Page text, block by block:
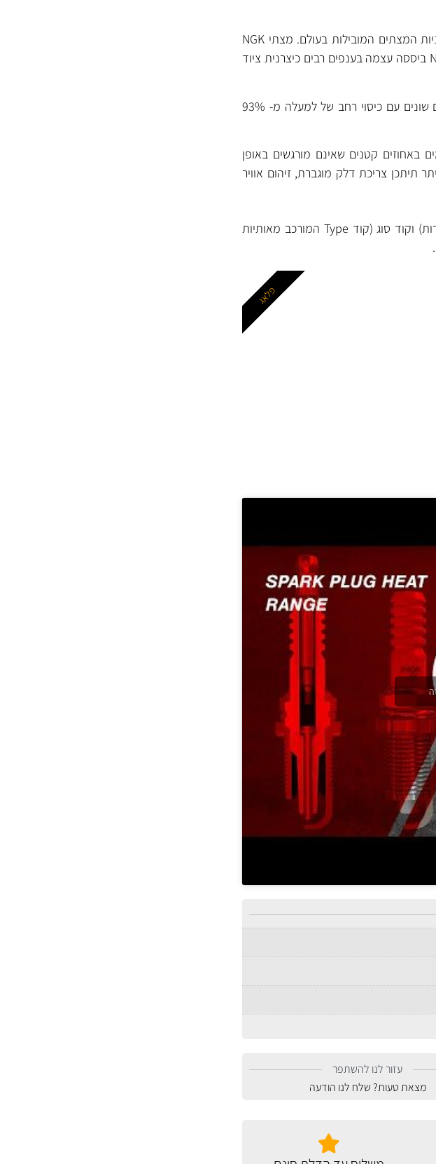
NGK מפתחת ומייצרת מצתים מאז שנות ה- 30 ונחשבת לאחת מיצרניות המצתים המובילות בעולם. מצתי NGK
נחשבים למצתים מתקדמים בעלי ביצועים גבוהים ואורך חיים ארוך. NGK ביססה עצמה בענפים רבים כיצרנית ציוד
NGK משקיעה רבות במחקר ופיתוח ומייצרת מעל ל- 1000 סוגי מצתים שונים עם כיסוי רחב של למעלה מ- 93%
קטנים שאינם מורגשים באופן
תיתכן צריכת דלק מוגברת, זיהום אוויר
לכל מצת NGK מוצמד Stock No (מק"ט יצרן המורכב מ- 4 או 5 ספרות) וקוד סוג (קוד Type המורכב מאותיות
פלאג
עזור לנו להשתפר
מצאת טעות? שלח לנו הודעה